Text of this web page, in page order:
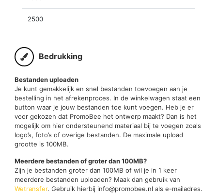
2500
Bedrukking
Bestanden uploaden
Je kunt gemakkelijk en snel bestanden toevoegen aan je
bestelling in het afrekenproces. In de winkelwagen staat een
button waar je jouw bestanden toe kunt voegen. Heb je er
voor gekozen dat PromoBee het ontwerp maakt? Dan is het
mogelijk om hier ondersteunend materiaal bij te voegen zoals
logo’s, foto’s of overige bestanden. De maximale upload
grootte is 100MB.
Meerdere bestanden of groter dan 100MB?
Zijn je bestanden groter dan 100MB of wil je in 1 keer
meerdere bestanden uploaden? Maak dan gebruik van
Wetransfer. Gebruik hierbij info@promobee.nl als e-mailadres.